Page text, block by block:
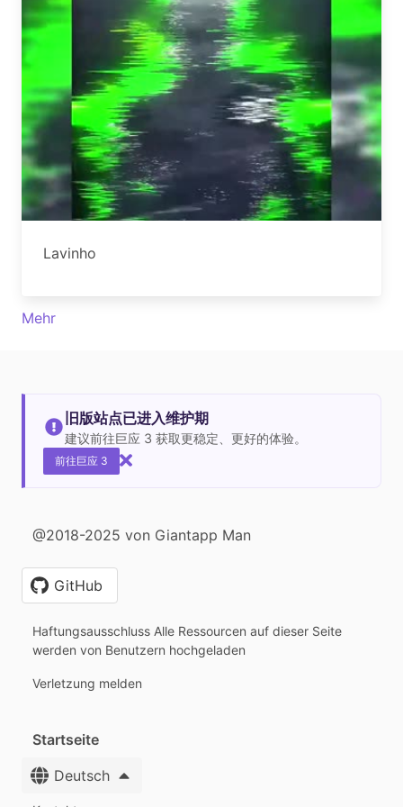
Lavinho
Mehr
旧版站点已进入维护期
建议前往巨应 3 获取更稳定、更好的体验。
前往巨应 3
@2018-2025 von Giantapp Man
GitHub
Haftungsausschluss Alle Ressourcen auf dieser Seite
werden von Benutzern hochgeladen
Verletzung melden
Startseite
Deutsch